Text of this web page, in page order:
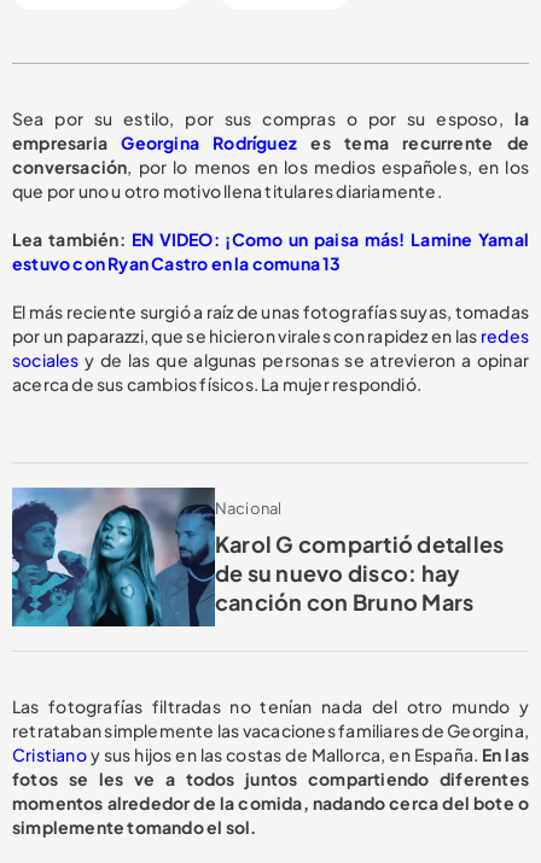
Sea por su estilo, por sus compras o por su esposo, la
empresariaGeorgina Rodríguez es tema recurrente de
conversación, por lo menos en los medios españoles, en los
que por uno u otro motivo llena titulares diariamente.
Lea también: EN VIDEO: ¡Como un paisa más! Lamine Yamal
estuvo con Ryan Castro en la comuna 13
El más reciente surgió a raíz de unas fotografías suyas, tomadas
por un paparazzi, que se hicieron virales con rapidez en las redes
sociales y de las que algunas personas se atrevieron a opinar
acerca de sus cambios físicos. La mujer respondió.
Nacional
Karol G compartió detalles
de su nuevo disco: hay
canción con Bruno Mars
Las fotografías filtradas no tenían nada del otro mundo y
retrataban simplemente las vacaciones familiares de Georgina,
Cristianoy sus hijos en las costas de Mallorca, en España. En las
fotos se les ve a todos juntos compartiendo diferentes
momentos alrededor de la comida, nadando cerca del bote o
simplemente tomando el sol.